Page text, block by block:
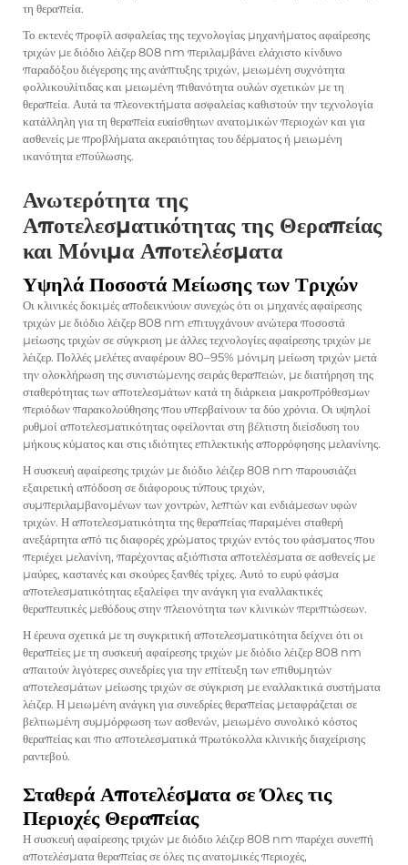
τη θεραπεία.
Το εκτενές προφίλ ασφαλείας της τεχνολογίας μηχανήματος αφαίρεσης
τριχών με διόδιο λέιζερ 808 nm περιλαμβάνει ελάχιστο κίνδυνο
παραδόξου διέγερσης της ανάπτυξης τριχών, μειωμένη συχνότητα
φολλικουλίτιδας και μειωμένη πιθανότητα ουλών σχετικών με τη
θεραπεία. Αυτά τα πλεονεκτήματα ασφαλείας καθιστούν την τεχνολογία
κατάλληλη για τη θεραπεία ευαίσθητων ανατομικών περιοχών και για
ασθενείς με προβλήματα ακεραιότητας του δέρματος ή μειωμένη
ικανότητα επούλωσης.
Ανωτερότητα της
Αποτελεσματικότητας της Θεραπείας
και Μόνιμα Αποτελέσματα
Υψηλά Ποσοστά Μείωσης των Τριχών
Οι κλινικές δοκιμές αποδεικνύουν συνεχώς ότι οι μηχανές αφαίρεσης
τριχών με διόδιο λέιζερ 808 nm επιτυγχάνουν ανώτερα ποσοστά
μείωσης τριχών σε σύγκριση με άλλες τεχνολογίες αφαίρεσης τριχών με
λέιζερ. Πολλές μελέτες αναφέρουν 80–95% μόνιμη μείωση τριχών μετά
την ολοκλήρωση της συνιστώμενης σειράς θεραπειών, με διατήρηση της
σταθερότητας των αποτελεσμάτων κατά τη διάρκεια μακροπρόθεσμων
περιόδων παρακολούθησης που υπερβαίνουν τα δύο χρόνια. Οι υψηλοί
ρυθμοί αποτελεσματικότητας οφείλονται στη βέλτιστη διείσδυση του
μήκους κύματος και στις ιδιότητες επιλεκτικής απορρόφησης μελανίνης.
Η συσκευή αφαίρεσης τριχών με διόδιο λέιζερ 808 nm παρουσιάζει
εξαιρετική απόδοση σε διάφορους τύπους τριχών,
συμπεριλαμβανομένων των χοντρών, λεπτών και ενδιάμεσων υφών
τριχών. Η αποτελεσματικότητα της θεραπείας παραμένει σταθερή
ανεξάρτητα από τις διαφορές χρώματος τριχών εντός του φάσματος που
περιέχει μελανίνη, παρέχοντας αξιόπιστα αποτελέσματα σε ασθενείς με
μαύρες, καστανές και σκούρες ξανθές τρίχες. Αυτό το ευρύ φάσμα
αποτελεσματικότητας εξαλείφει την ανάγκη για εναλλακτικές
θεραπευτικές μεθόδους στην πλειονότητα των κλινικών περιπτώσεων.
Η έρευνα σχετικά με τη συγκριτική αποτελεσματικότητα δείχνει ότι οι
θεραπείες με τη συσκευή αφαίρεσης τριχών με διόδιο λέιζερ 808 nm
απαιτούν λιγότερες συνεδρίες για την επίτευξη των επιθυμητών
αποτελεσμάτων μείωσης τριχών σε σύγκριση με εναλλακτικά συστήματα
λέιζερ. Η μειωμένη ανάγκη για συνεδρίες θεραπείας μεταφράζεται σε
βελτιωμένη συμμόρφωση των ασθενών, μειωμένο συνολικό κόστος
θεραπείας και πιο αποτελεσματικά πρωτόκολλα κλινικής διαχείρισης
ραντεβού.
Σταθερά Αποτελέσματα σε Όλες τις
Περιοχές Θεραπείας
Η συσκευή αφαίρεσης τριχών με διόδιο λέιζερ 808 nm παρέχει συνεπή
αποτελέσματα θεραπείας σε όλες τις ανατομικές περιοχές,